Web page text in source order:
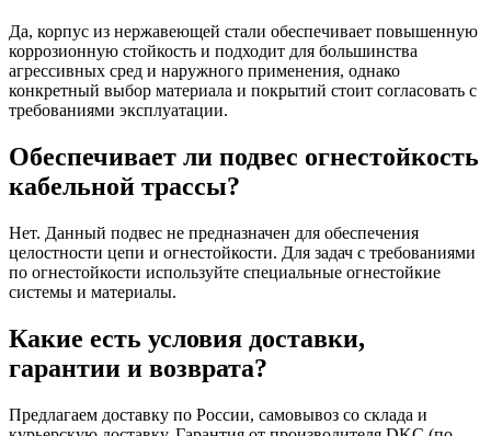
Да, корпус из нержавеющей стали обеспечивает повышенную
коррозионную стойкость и подходит для большинства
агрессивных сред и наружного применения, однако
конкретный выбор материала и покрытий стоит согласовать с
требованиями эксплуатации.
Обеспечивает ли подвес огнестойкость
кабельной трассы?
Нет. Данный подвес не предназначен для обеспечения
целостности цепи и огнестойкости. Для задач с требованиями
по огнестойкости используйте специальные огнестойкие
системы и материалы.
Какие есть условия доставки,
гарантии и возврата?
Предлагаем доставку по России, самовывоз со склада и